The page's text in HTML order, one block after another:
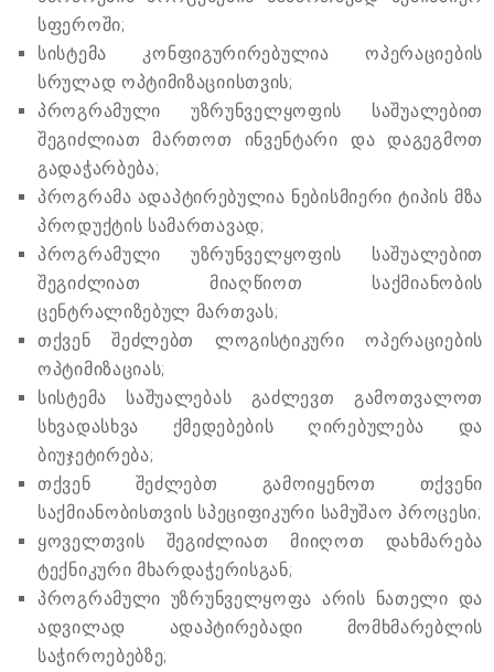
სფეროში;
სისტემა კონფიგურირებულია ოპერაციების
სრულად ოპტიმიზაციისთვის;
პროგრამული უზრუნველყოფის საშუალებით
შეგიძლიათ მართოთ ინვენტარი და დაგეგმოთ
გადაჭარბება;
პროგრამა ადაპტირებულია ნებისმიერი ტიპის მზა
პროდუქტის სამართავად;
პროგრამული უზრუნველყოფის საშუალებით
შეგიძლიათ მიაღწიოთ საქმიანობის
ცენტრალიზებულ მართვას;
თქვენ შეძლებთ ლოგისტიკური ოპერაციების
ოპტიმიზაციას;
სისტემა საშუალებას გაძლევთ გამოთვალოთ
სხვადასხვა ქმედებების ღირებულება და
ბიუჯეტირება;
თქვენ შეძლებთ გამოიყენოთ თქვენი
საქმიანობისთვის სპეციფიკური სამუშაო პროცესი;
ყოველთვის შეგიძლიათ მიიღოთ დახმარება
ტექნიკური მხარდაჭერისგან;
პროგრამული უზრუნველყოფა არის ნათელი და
ადვილად ადაპტირებადი მომხმარებლის
საჭიროებებზე;